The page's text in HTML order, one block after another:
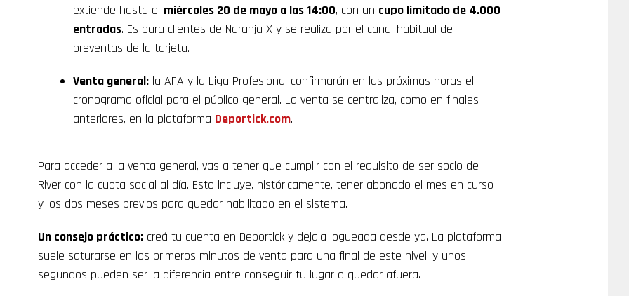
extiende hasta el miércoles 20 de mayo a las 14:00, con un cupo limitado de 4.000
entradas. Es para clientes de Naranja X y se realiza por el canal habitual de
preventas de la tarjeta.
Venta general: la AFA y la Liga Profesional confirmarán en las próximas horas el
cronograma oficial para el público general. La venta se centraliza, como en finales
anteriores, en la plataforma Deportick.com.
Para acceder a la venta general, vas a tener que cumplir con el requisito de ser socio de
River con la cuota social al día. Esto incluye, históricamente, tener abonado el mes en curso
y los dos meses previos para quedar habilitado en el sistema.
Un consejo práctico: creá tu cuenta en Deportick y dejala logueada desde ya. La plataforma
suele saturarse en los primeros minutos de venta para una final de este nivel, y unos
segundos pueden ser la diferencia entre conseguir tu lugar o quedar afuera.